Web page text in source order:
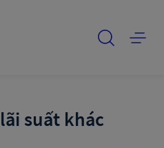
suất khác